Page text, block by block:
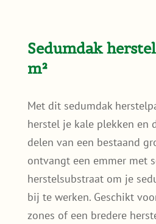
Sedumdak
m²
Met dit sedumdak
herstel je kale plekken en
delen van een bestaand
ontvangt een emmer met
herstelsubstraat om je
bij te werken. Geschikt
zones of een bredere